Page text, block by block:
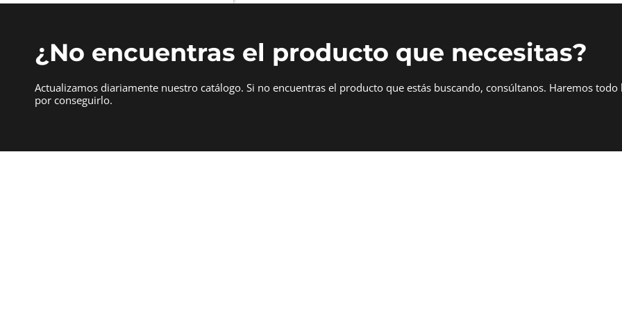
¿No encuentras el producto que necesitas?
Actualizamos diariamente nuestro catálogo. Si no encuentras el producto que estás buscando, consúltanos. Haremos
por conseguirlo.